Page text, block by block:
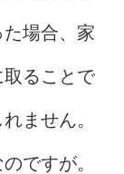
場合、家
ることで
ません。
ですが。